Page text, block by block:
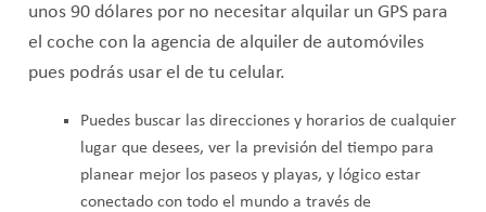
unos 90 dólares por no necesitar alquilar un GPS para
el coche con la agencia de alquiler de automóviles
pues podrás usar el de tu celular.
Puedes buscar las direcciones y horarios de cualquier
lugar que desees, ver la previsión del tiempo para
planear mejor los paseos y playas, y lógico estar
conectado con todo el mundo a través de